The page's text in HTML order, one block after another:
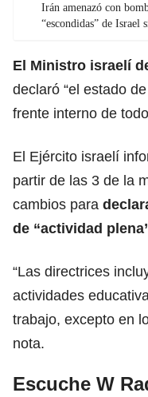
Irán amenazó con
“escondidas” de Israel
El Ministro israelí
declaró “el estado
frente interno de
El Ejército israelí
partir de las 3 de la
cambios para
de “actividad
“Las directrices
actividades
trabajo, excepto en
nota.
Escuche W